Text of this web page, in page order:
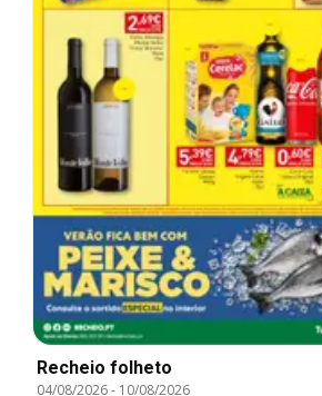
Recheio folheto
04/08/2026- 10/08/2026